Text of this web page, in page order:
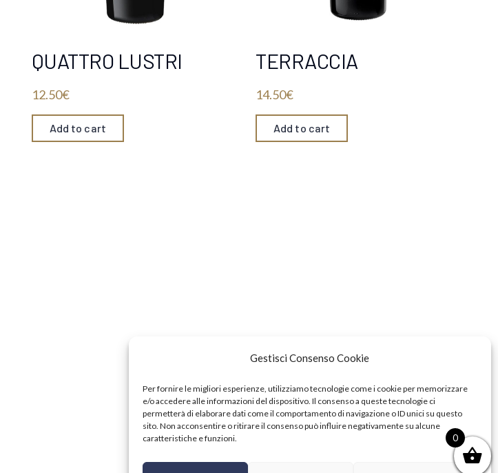
Gestisci Consenso Cookie
Per fornire le migliori esperienze, utilizziamo tecnologie come i cookie per memorizzare
e/o accedere alle informazioni del dispositivo. Il consenso a queste tecnologie ci
permetterà di elaborare dati come il comportamento di navigazione o ID unici su questo
sito. Non acconsentire o ritirare il consenso può influire negativamente su alcune
caratteristiche e funzioni.
QUATTRO LUSTRI
12.50€
Add to cart
TERRACCIA
14.50€
Add to cart
0